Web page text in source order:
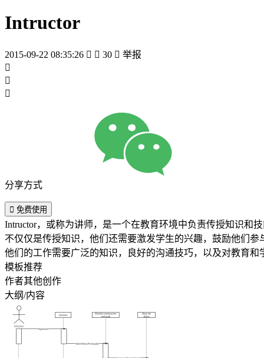
Intructor
2015-09-22 08:35:26   30  举报



分享方式
 免费使用
Intructor，或称为讲师，是一个在教育环境中负责传授知识和
不仅仅是传授知识，他们还需要激发学生的兴趣，鼓励他们
他们的工作需要广泛的知识，良好的沟通技巧，以及对教育和
模板推荐
作者其他创作
大纲/内容